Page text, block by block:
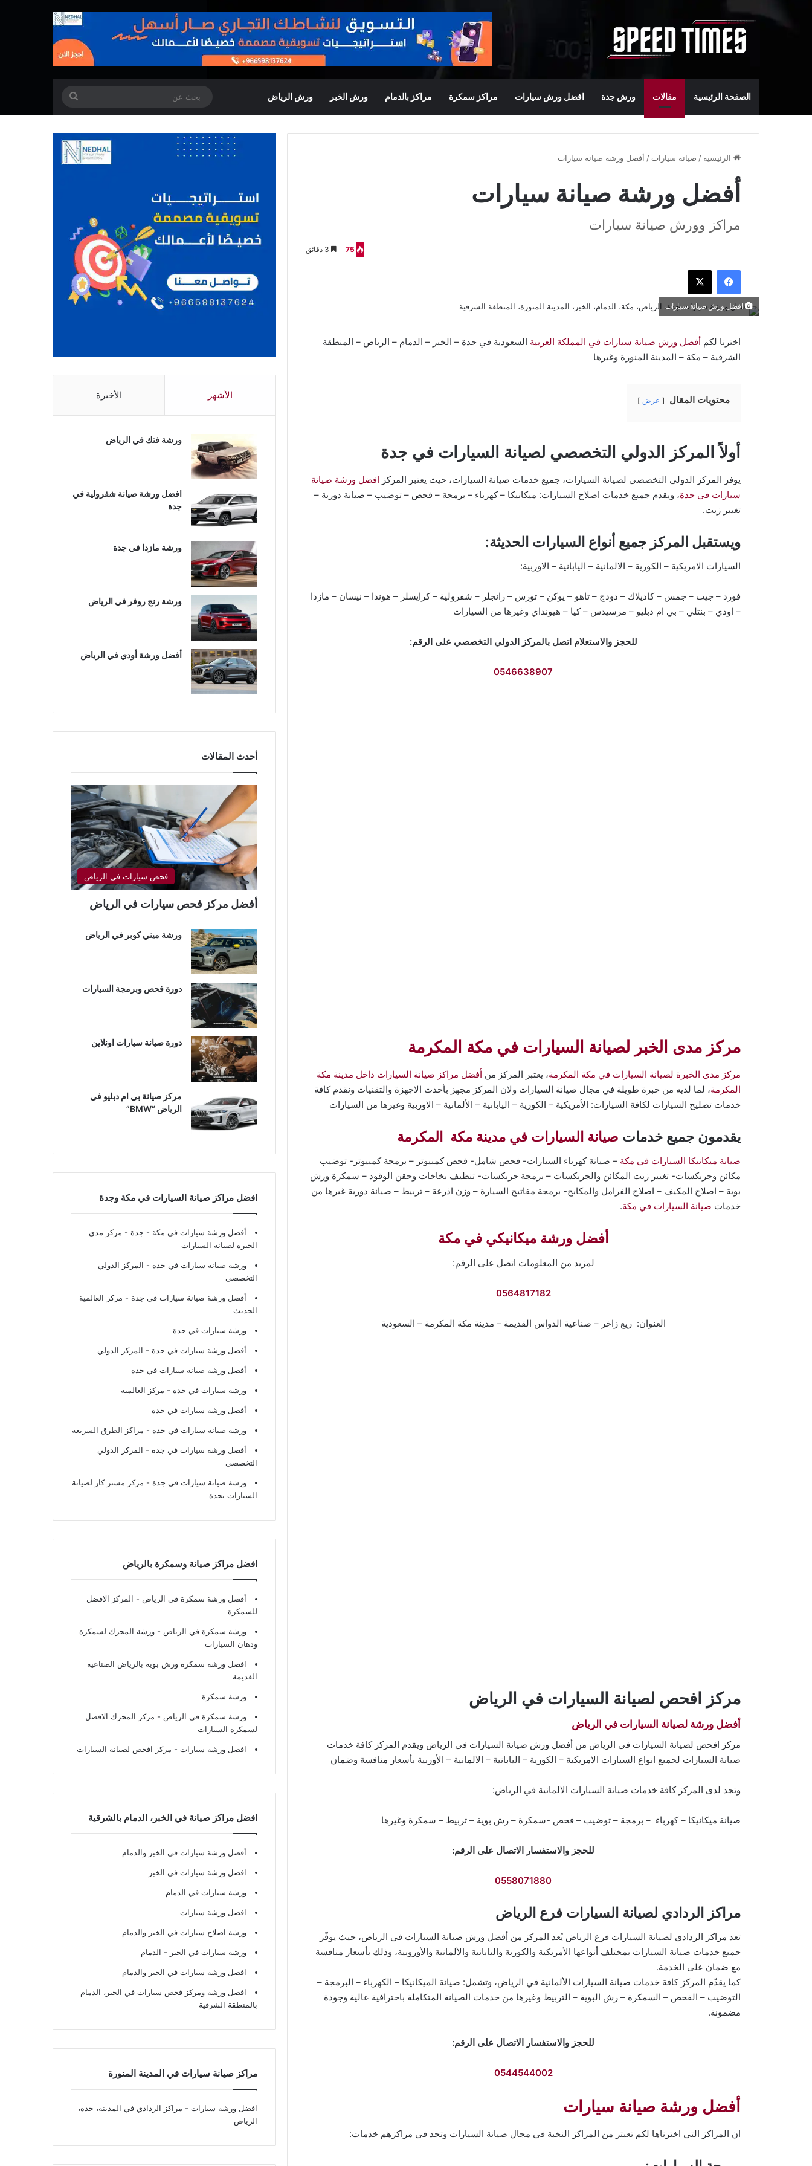
الصفحة الرئيسية مقالات ورش جدة افضل ورش سيارات مراكز سمكرة مراكز بالدمام ورش الخبر ورش الرياض
عن
الرئيسية / صيانة سيارات / أفضل ورشة صيانة سيارات
أفضل ورشة صيانة سيارات
مراكز وورش صيانة سيارات
75
فيسبوك
افضل ورش صيانة سيارات
اخترنا لكم أفضل ورش صيانة سيارات في المملكة العربية السعودية في جدة – الخبر – الدمام – الرياض – المنطقة
الشرقية – مكة – المدينة المنورة وغيرها
محتويات المقال عرض
أولاً المركز الدولي التخصصي لصيانة السيارات في جدة
يوفر المركز الدولي التخصصي لصيانة السيارات، جميع خدمات صيانة السيارات، حيث يعتبر المركز افضل ورشة صيانة
سيارات في جدة، ويقدم جميع خدمات اصلاح السيارات: ميكانيكا – كهرباء – برمجة – فحص – توضيب – صيانة دورية –
تغيير زيت.
ويستقبل المركز جميع أنواع السيارات الحديثة:
السيارات الامريكية – الكورية – الالمانية – اليابانية – الاوربية:
فورد – جيب – جمس – كاديلاك – دودج – تاهو – يوكن – تورس – رانجلر – شفرولية – كرايسلر – هوندا – نيسان – مازدا
– اودي – بنتلي – بي ام دبليو – مرسيدس – كيا – هيونداي وغيرها من السيارات
للحجز والاستعلام اتصل بالمركز الدولي التخصصي على الرقم:
0546638907
مركز مدى الخبر لصيانة السيارات في مكة المكرمة
مركز مدى الخبرة لصيانة السيارات في مكة المكرمة، يعتبر المركز من أفضل مراكز صيانة السيارات داخل مدينة مكة
المكرمة، لما لديه من خبرة طويلة في مجال صيانة السيارات ولان المركز مجهز بأحدث الاجهزة والتقنيات ونقدم كافة
خدمات تصليح السيارات لكافة السيارات: الأمريكية – الكورية – اليابانية – الألمانية – الاوربية وغيرها من السيارات
يقدمون جميع خدمات صيانة السيارات في مدينة مكة المكرمة
صيانة ميكانيكا السيارات في مكة – صيانة كهرباء السيارات- فحص شامل- فحص كمبيوتر – برمجة كمبيوتر- توضيب
مكائن وجربكسات- تغيير زيت المكائن والجربكسات – برمجة جربكسات- تنظيف بخاخات وحقن الوقود – سمكرة ورش
بوية – اصلاح المكيف – اصلاح الفرامل والمكابح- برمجة مفاتيح السيارة – وزن اذرعة – تربيط – صيانة دورية غيرها من
خدمات صيانة السيارات في مكة.
أفضل ورشة ميكانيكي في مكة
لمزيد من المعلومات اتصل على الرقم:
0564817182
العنوان: ريع زاخر – صناعية الدواس القديمة – مدينة مكة المكرمة – السعودية
مركز افحص لصيانة السيارات في الرياض
أفضل ورشة لصيانة السيارات في الرياض
مركز افحص لصيانة السيارات في الرياض من أفضل ورش صيانة السيارات في الرياض ويقدم المركز كافة خدمات
صيانة السيارات لجميع انواع السيارات الامريكية – الكورية – اليابانية – الالمانية – الأوربية بأسعار منافسة وضمان
وتجد لدى المركز كافة خدمات صيانة السيارات الالمانية في الرياض:
صيانة ميكانيكا – كهرباء – برمجة – توضيب – فحص -سمكرة – رش بوية – تربيط – سمكرة وغيرها
للحجز والاستفسار الاتصال على الرقم:
0558071880
مراكز الردادي لصيانة السيارات فرع الرياض
تعد مراكز الردادي لصيانة السيارات فرع الرياض يُعد المركز من أفضل ورش صيانة السيارات في الرياض، حيث يوفّر
جميع خدمات صيانة السيارات بمختلف أنواعها الأمريكية والكورية واليابانية والألمانية والأوروبية، وذلك بأسعار منافسة
مع ضمان على الخدمة.
كما يقدّم المركز كافة خدمات صيانة السيارات الألمانية في الرياض، وتشمل: صيانة الميكانيكا – الكهرباء – البرمجة –
التوضيب – الفحص – السمكرة – رش البوية – التربيط وغيرها من خدمات الصيانة المتكاملة باحترافية عالية وجودة
مضمونة.
للحجز والاستفسار الاتصال على الرقم:
0544544002
أفضل ورشة صيانة سيارات
ان المراكز التي اخترناها لكم تعبتر من المراكز النخبة في مجال صيانة السيارات وتجد في مراكزهم خدمات:
الأشهر الأخيرة
ورشة فتك في الرياض
افضل ورشة صيانة شفرولية في
جدة
ورشة مازدا في جدة
ورشة رنج روفر في الرياض
أفضل ورشة أودي في الرياض
أحدث المقالات
فحص سيارات في الرياض
أفضل مركز فحص سيارات في الرياض
ورشة ميني كوبر في الرياض
دورة فحص وبرمجة السيارات
دورة صيانة سيارات اونلاين
مركز صيانة بي ام دبليو في
الرياض “BMW”
افضل مراكز صيانة السيارات في مكة وجدة
أفضل ورشة سيارات في مكة - جدة - مركز مدى
الخبرة لصيانة السيارات
ورشة صيانة سيارات في جدة - المركز الدولي
التخصصي
أفضل ورشة صيانة سيارات في جدة - مركز العالمية
الحديث
ورشة سيارات في جدة
أفضل ورشة سيارات في جدة - المركز الدولي
أفضل ورشة صيانة سيارات في جدة
ورشة سيارات في جدة - مركز العالمية
أفضل ورشة سيارات في جدة
ورشة صيانة سيارات في جدة - مراكز الطرق السريعة
أفضل ورشة سيارات في جدة - المركز الدولي
التخصصي
ورشة صيانة سيارات في جدة - مركز مستر كار لصيانة
السيارات بجدة
افضل مراكز صيانة وسمكرة بالرياض
أفضل ورشة سمكرة في الرياض - المركز الافضل
للسمكرة
ورشة سمكرة في الرياض - ورشة المحرك لسمكرة
ودهان السيارات
افضل ورشة سمكرة ورش بوية بالرياض الصناعية
القديمة
ورشة سمكرة
ورشة سمكرة في الرياض - مركز المحرك الافضل
لسمكرة السيارات
افضل ورشة سيارات - مركز افحص لصيانة السيارات
افضل مراكز صيانة في الخبر، الدمام بالشرقية
أفضل ورشة سيارات في الخبر والدمام
افضل ورشة سيارات في الخبر
ورشة سيارات في الدمام
افضل ورشة سيارات
ورشة اصلاح سيارات في الخبر والدمام
ورشة سيارات في الخبر - الدمام
افضل ورشة سيارات في الخبر والدمام
افضل ورشة ومركز فحص سيارات في الخبر، الدمام
بالمنطقة الشرقية
مراكز صيانة سيارات في المدينة المنورة
افضل ورشة سيارات - مراكز الردادي في المدينة، جدة،
الرياض